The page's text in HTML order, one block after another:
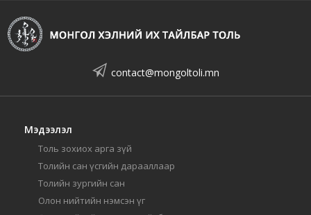
contact@mongoltoli.mn
Мэдээлэл
Толь зохиох арга зүй
Толийн сан үсгийн дарааллаар
Толийн зургийн сан
Олон нийтийн нэмсэн үг